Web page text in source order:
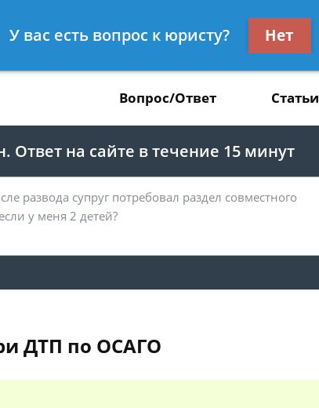
37
Вопрос/Ответ Статьи
Ответ на сайте в течение 15 минут
ДТП по ОСАГО
У вас есть вопрос к юристу? Нет